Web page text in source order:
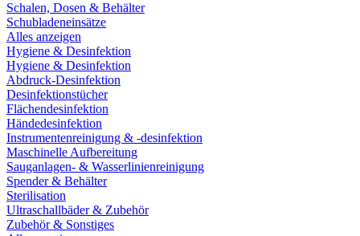
Schalen, Dosen & Behälter
Schubladeneinsätze
Alles anzeigen
Hygiene & Desinfektion
Hygiene & Desinfektion
Abdruck-Desinfektion
Desinfektionstücher
Flächendesinfektion
Händedesinfektion
Instrumentenreinigung & -desinfektion
Maschinelle Aufbereitung
Sauganlagen- & Wasserlinienreinigung
Spender & Behälter
Sterilisation
Ultraschallbäder & Zubehör
Zubehör & Sonstiges